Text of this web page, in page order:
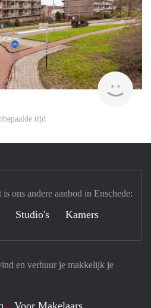
tijd
en verhuur je makkelijk je
Voor Makelaars
ons andere aanbod in Enschede:
Studio's Kamers